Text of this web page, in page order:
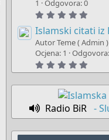
s
)
1
Odgovora: 0
0
0
s
t
(
s
Islamski citati iz
Autor Teme ( Admin )
Ocjena: 1
.
0
s
t
r
s
Radio BiR -